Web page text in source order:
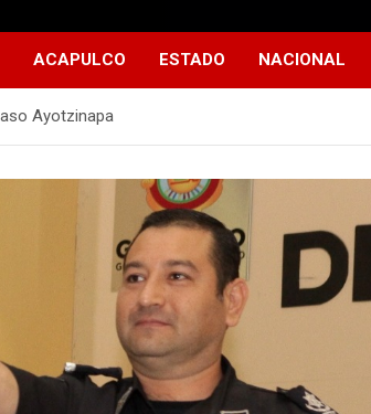
ACAPULCO ESTADO NACIONAL
Ayotzinapa